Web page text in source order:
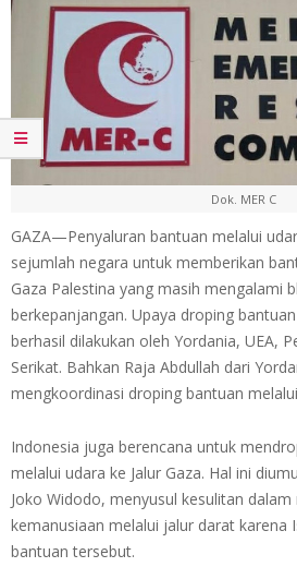
Dok. MER C
GAZA—Penyaluran bantuan melalui
sejumlah negara untuk memberikan
Gaza Palestina yang masih mengalami
berkepanjangan. Upaya droping
berhasil dilakukan oleh Yordania, UEA,
Serikat. Bahkan Raja Abdullah dari
mengkoordinasi droping bantuan
Indonesia juga berencana untuk
melalui udara ke Jalur Gaza. Hal ini
Joko Widodo, menyusul kesulitan
kemanusiaan melalui jalur darat karena
bantuan tersebut.